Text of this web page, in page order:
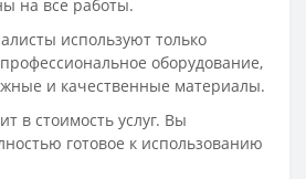
на все работы.
используют только
оборудование,
и качественные материалы.
в стоимость услуг. Вы
готовое к использованию